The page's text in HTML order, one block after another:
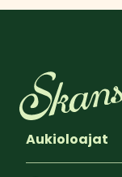
Aukioloajat